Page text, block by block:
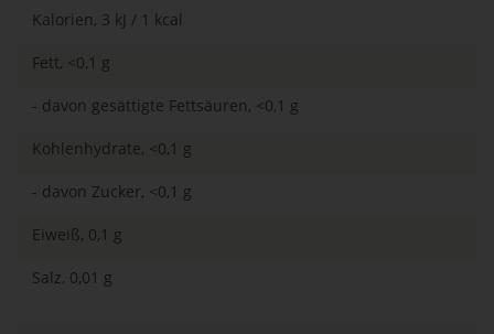
Kalorien, 3 kJ / 1 kcal
Fett, <0,1 g
- davon gesättigte Fettsäuren, <0,1 g
Kohlenhydrate, <0,1 g
- davon Zucker, <0,1 g
Eiweiß, 0,1 g
Salz, 0,01 g